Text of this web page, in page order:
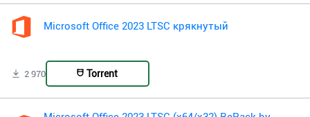
Microsoft Office 2023 LTSC крякнутый
2 970 Torrent